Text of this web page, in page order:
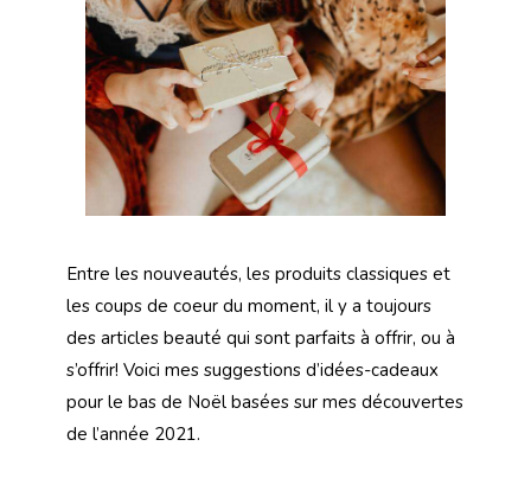
Entre les nouveautés, les produits classiques et
les coups de coeur du moment, il y a toujours
des articles beauté qui sont parfaits à offrir, ou à
s’offrir! Voici mes suggestions d’idées-cadeaux
pour le bas de Noël basées sur mes découvertes
de l’année 2021.